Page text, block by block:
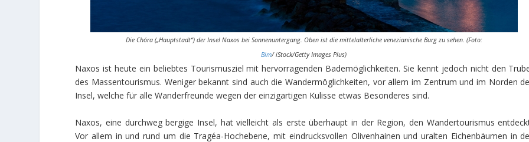
Die Chóra („Hauptstadt“) der Insel Naxos bei Sonnenuntergang. Oben ist die mittelalterliche venezianische Burg zu sehen. (Foto:
Bim/ iStock/Getty Images Plus)
Naxos ist heute ein beliebtes Tourismusziel mit hervorragenden Bademöglichkeiten. Sie kennt jedoch nicht den
des Massentourismus. Weniger bekannt sind auch die Wandermöglichkeiten, vor allem im Zentrum und im Norden
Insel, welche für alle Wanderfreunde wegen der einzigartigen Kulisse etwas Besonderes sind.
Naxos, eine durchweg bergige Insel, hat vielleicht als erste überhaupt in der Region, den Wandertourismus
Vor allem in und rund um die Tragéa-Hochebene, mit eindrucksvollen Olivenhainen und uralten Eichenbäumen in